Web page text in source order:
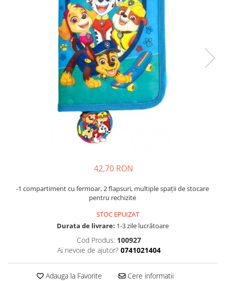
42,70 RON
-1 compartiment cu fermoar, 2 flapsuri, multiple spații de stocare
pentru rechizite
STOC EPUIZAT
Durata de livrare: 1-3 zile lucrătoare
Cod Produs: 100927
Ai nevoie de ajutor? 0741021404
Adauga la Favorite Cere informatii